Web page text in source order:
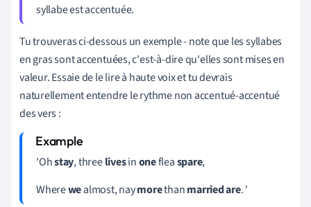
syllabe est accentuée.
Tu trouveras ci-dessous un exemple - note que les syllabes
en gras sont accentuées, c'est-à-dire qu'elles sont mises en
valeur. Essaie de le lire à haute voix et tu devrais
naturellement entendre le rythme non accentué-accentué
des vers :
'Ohstay, threelivesinonefleaspare,
Wherewealmost, naymorethanmarriedare. '